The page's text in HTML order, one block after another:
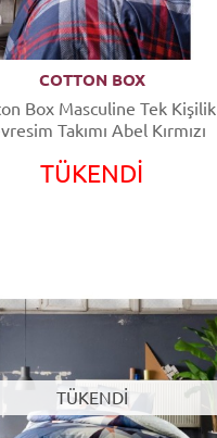
COTTON BOX
Box Masculine Tek Kişilik
Takımı Abel Kırmızı
TÜKENDİ
TÜKENDİ